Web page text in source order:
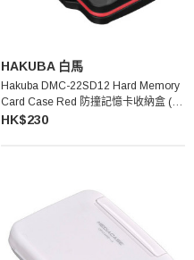
HAKUBA 白馬
Hakuba DMC-22SD12 Hard Memory
Card Case Red 防撞記憶卡收納盒 (紅
色)
HK$230